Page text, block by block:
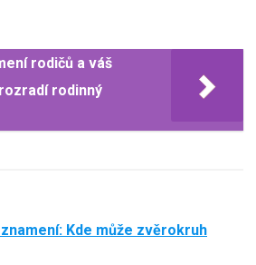
rodičů a váš
rodinný
Kde může zvěrokruh